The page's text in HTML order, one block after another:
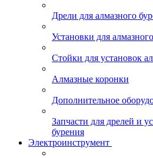
Дрели для алмазного
Установки для
Стойки для установок
Алмазные коронки
Дополнительное
Запчасти для дрелей и
бурения
Электроинструмент